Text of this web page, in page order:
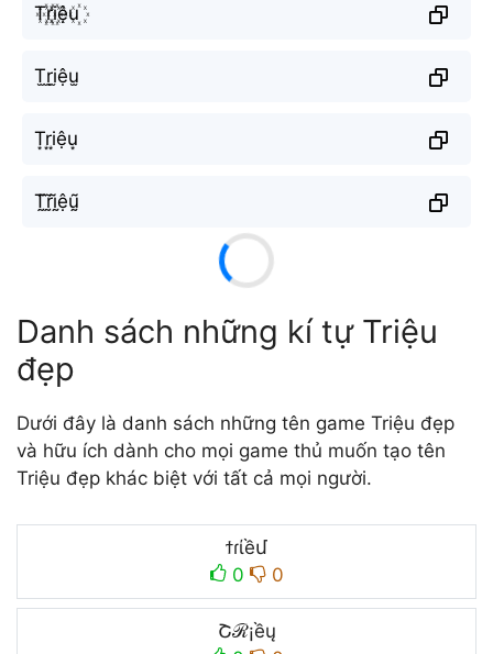
T꙰r꙰i꙰ệu꙰
T̫r̫i̫ệu̫
T͙r͙i͙ệu͙
T̰̃r̰̃ḭ̃ệṵ̃
Danh sách những kí tự Triệu
đẹp
Dưới đây là danh sách những tên game Triệu đẹp
và hữu ích dành cho mọi game thủ muốn tạo tên
Triệu đẹp khác biệt với tất cả mọi người.
ϯɾίềմ
0
0
Շℛ¡ềų